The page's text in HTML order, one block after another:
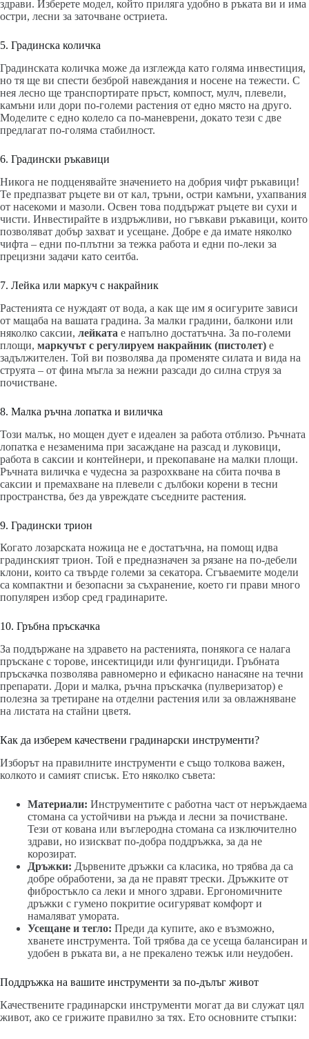
здрави. Изберете модел, който приляга удобно в ръката ви и има
остри, лесни за заточване остриета.
5. Градинска количка
Градинската количка може да изглежда като голяма инвестиция,
но тя ще ви спести безброй навеждания и носене на тежести. С
нея лесно ще транспортирате пръст, компост, мулч, плевели,
камъни или дори по-големи растения от едно място на друго.
Моделите с едно колело са по-маневрени, докато тези с две
предлагат по-голяма стабилност.
6. Градински ръкавици
Никога не подценявайте значението на добрия чифт ръкавици!
Те предпазват ръцете ви от кал, тръни, остри камъни, ухапвания
от насекоми и мазоли. Освен това поддържат ръцете ви сухи и
чисти. Инвестирайте в издръжливи, но гъвкави ръкавици, които
позволяват добър захват и усещане. Добре е да имате няколко
чифта – едни по-плътни за тежка работа и едни по-леки за
прецизни задачи като сеитба.
7. Лейка или маркуч с накрайник
Растенията се нуждаят от вода, а как ще им я осигурите зависи
от мащаба на вашата градина. За малки градини, балкони или
няколко саксии, лейката е напълно достатъчна. За по-големи
площи, маркучът с регулируем накрайник (пистолет) е
задължителен. Той ви позволява да променяте силата и вида на
струята – от фина мъгла за нежни разсади до силна струя за
почистване.
8. Малка ръчна лопатка и виличка
Този малък, но мощен дует е идеален за работа отблизо. Ръчната
лопатка е незаменима при засаждане на разсад и луковици,
работа в саксии и контейнери, и прекопаване на малки площи.
Ръчната виличка е чудесна за разрохкване на сбита почва в
саксии и премахване на плевели с дълбоки корени в тесни
пространства, без да увреждате съседните растения.
9. Градински трион
Когато лозарската ножица не е достатъчна, на помощ идва
градинският трион. Той е предназначен за рязане на по-дебели
клони, които са твърде големи за секатора. Сгъваемите модели
са компактни и безопасни за съхранение, което ги прави много
популярен избор сред градинарите.
10. Гръбна пръскачка
За поддържане на здравето на растенията, понякога се налага
пръскане с торове, инсектициди или фунгициди. Гръбната
пръскачка позволява равномерно и ефикасно нанасяне на течни
препарати. Дори и малка, ръчна пръскачка (пулверизатор) е
полезна за третиране на отделни растения или за овлажняване
на листата на стайни цветя.
Как да изберем качествени градинарски инструменти?
Изборът на правилните инструменти е също толкова важен,
колкото и самият списък. Ето няколко съвета:
Материали: Инструментите с работна част от неръждаема
стомана са устойчиви на ръжда и лесни за почистване.
Тези от кована или въглеродна стомана са изключително
здрави, но изискват по-добра поддръжка, за да не
корозират.
Дръжки: Дървените дръжки са класика, но трябва да са
добре обработени, за да не правят трески. Дръжките от
фибростъкло са леки и много здрави. Ергономичните
дръжки с гумено покритие осигуряват комфорт и
намаляват умората.
Усещане и тегло: Преди да купите, ако е възможно,
хванете инструмента. Той трябва да се усеща балансиран и
удобен в ръката ви, а не прекалено тежък или неудобен.
Поддръжка на вашите инструменти за по-дълъг живот
Качествените градинарски инструменти могат да ви служат цял
живот, ако се грижите правилно за тях. Ето основните стъпки: